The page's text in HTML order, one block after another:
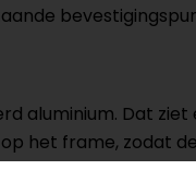
aluminium. Dat
het frame, zodat